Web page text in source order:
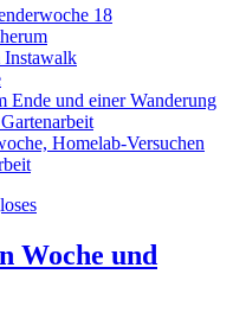
18
Instawalk
Ende und einer Wanderung
Homelab-Versuchen
Woche und